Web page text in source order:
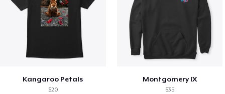
Kangaroo Petals
$20
Montgomery IX
$35